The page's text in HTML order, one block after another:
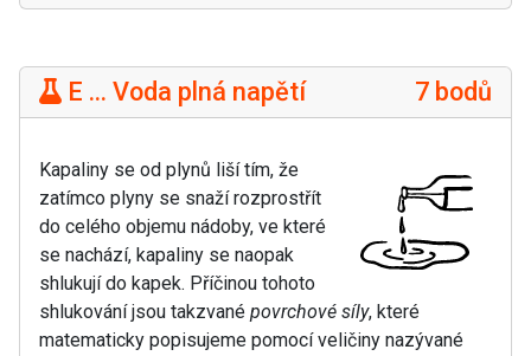
E ... Voda plná napětí 7 bodů
Kapaliny se od plynů liší tím, že
zatímco plyny se snaží rozprostřít
do celého objemu nádoby, ve které
se nachází, kapaliny se naopak
shlukují do kapek. Příčinou tohoto
shlukování jsou takzvané povrchové síly, které
matematicky popisujeme pomocí veličiny nazývané